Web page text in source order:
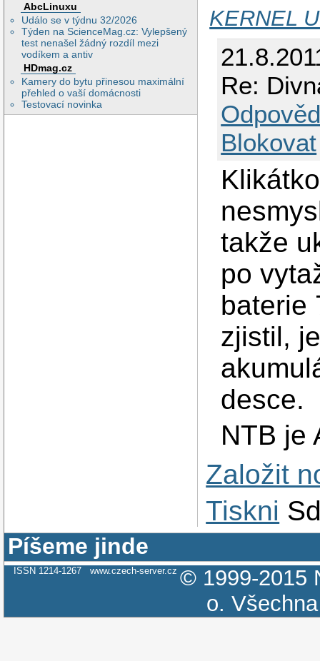
AbcLinuxu
Událo se v týdnu 32/2026
Týden na ScienceMag.cz: Vylepšený
test nenašel žádný rozdíl mezi
vodíkem a antiv
HDmag.cz
Kamery do bytu přinesou maximální
přehled o vaší domácnosti
Testovací novinka
KERNEL
Re:
Blokovat
takže
po
baterie
zjistil,
desce.
NTB je
Založit
Tiskni
Píšeme jinde
ISSN 1214-1267 www.czech-server.cz © 1999-2015
o.